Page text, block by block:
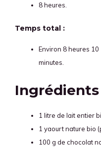
8 heures.
Temps total :
Environ 8 heures 10
minutes.
Ingrédients
1 litre de lait entier
1 yaourt nature bio
100 g de chocolat